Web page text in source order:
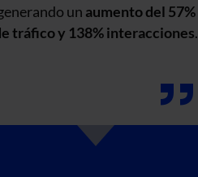
un aumento del 57%
tráfico y 138% interacciones.